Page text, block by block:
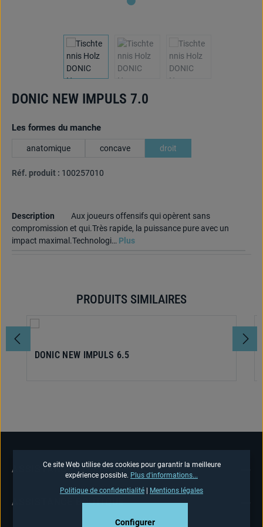
DONIC NEW IMPULS 7.0
Sélectionnez
Les formes du manche
anatomique concave droit
Réf. produit : 100257010
Description
Aux joueurs offensifs qui opèrent sans
compromission et qui.Très rapide, la puissance pure avec un
impact maximal.Technologi… Plus
Ignorer la galerie de produitsPRODUITS SIMILAIRES
DONIC NEW IMPULS 6.5
ASSISTANCE TÉLÉPHONIQUE
ASSISTANCE BOUTIQUE
Ce site Web utilise des cookies pour garantir la meilleure
expérience possible. Plus d'informations...
Politique de confidentialité
Mentions légales
Configurer